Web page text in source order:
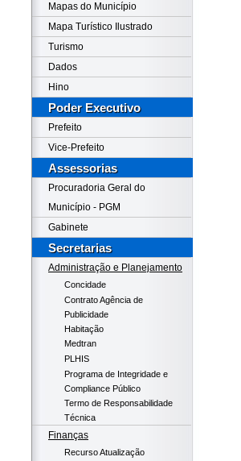
Mapas do Município
Mapa Turístico Ilustrado
Turismo
Dados
Hino
Poder Executivo
Prefeito
Vice-Prefeito
Assessorias
Procuradoria Geral do
Município - PGM
Gabinete
Secretarias
Administração e Planejamento
Concidade
Contrato Agência de
Publicidade
Habitação
Medtran
PLHIS
Programa de Integridade e
Compliance Público
Termo de Responsabilidade
Técnica
Finanças
Recurso Atualização